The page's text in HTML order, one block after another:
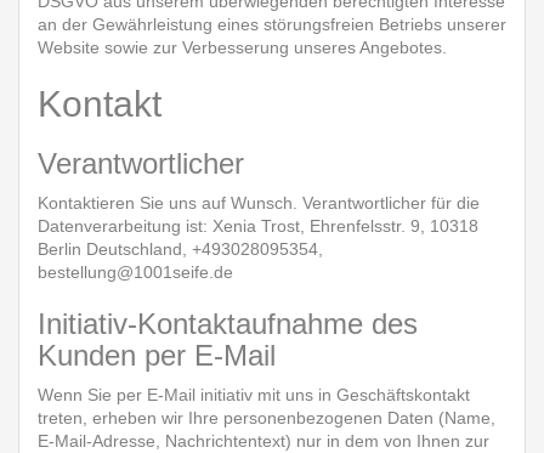
an der Gewährleistung eines störungsfreien Betriebs unserer
Website sowie zur Verbesserung unseres Angebotes.
Kontakt
Verantwortlicher
Kontaktieren Sie uns auf Wunsch. Verantwortlicher für die
Datenverarbeitung ist: Xenia Trost, Ehrenfelsstr. 9, 10318
Berlin Deutschland, +493028095354,
bestellung@1001seife.de
Initiativ-Kontaktaufnahme des
Kunden per E-Mail
Wenn Sie per E-Mail initiativ mit uns in Geschäftskontakt
treten, erheben wir Ihre personenbezogenen Daten (Name,
E-Mail-Adresse, Nachrichtentext) nur in dem von Ihnen zur